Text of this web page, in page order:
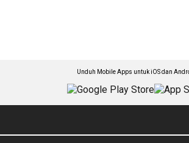
Unduh Mobile Apps untuk iOS dan